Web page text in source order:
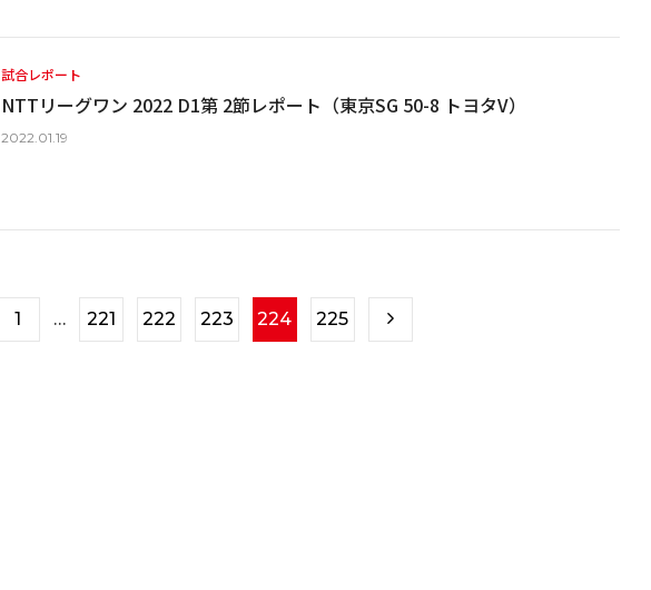
試合レポート
NTTリーグワン 2022 D1第 2節レポート（東京SG 50-8 トヨタV）
2022.01.19
1 … 221 222 223 224 225